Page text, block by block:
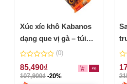
Xúc xíc khô Kabanos
dạng que vị gà – túi
70g
0
out
of
(0)
85,490₫
107,900₫ -20%
0
out
of